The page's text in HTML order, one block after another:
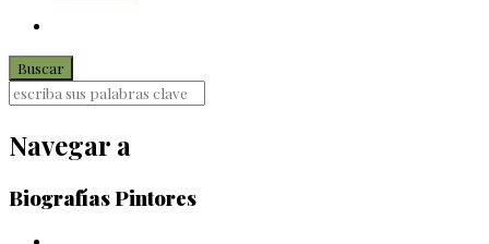
Navegar a
Biografías Pintores